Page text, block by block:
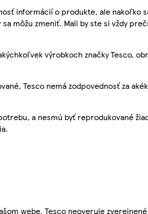
informácií o produkte, ale nakoľko
môžu zmeniť. Mali by ste si vždy
výrobkoch značky Tesco,
Tesco nemá zodpovednosť za
a nesmú byť reprodukované
webe. Tesco neoveruje